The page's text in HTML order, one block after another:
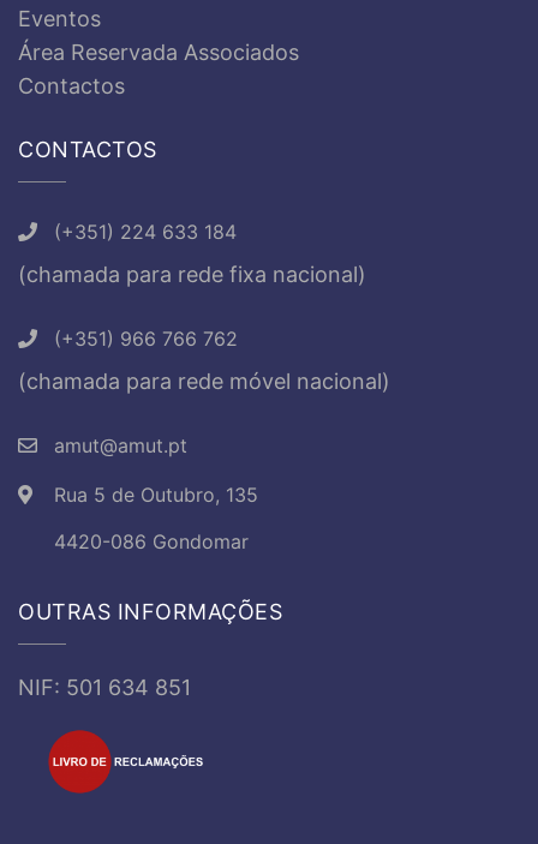
Eventos
Área Reservada Associados
Contactos
CONTACTOS
(+351) 224 633 184
(chamada para rede fixa nacional)
(+351) 966 766 762
(chamada para rede móvel nacional)
amut@amut.pt
Rua 5 de Outubro, 135
4420-086 Gondomar
OUTRAS INFORMAÇÕES
NIF: 501 634 851